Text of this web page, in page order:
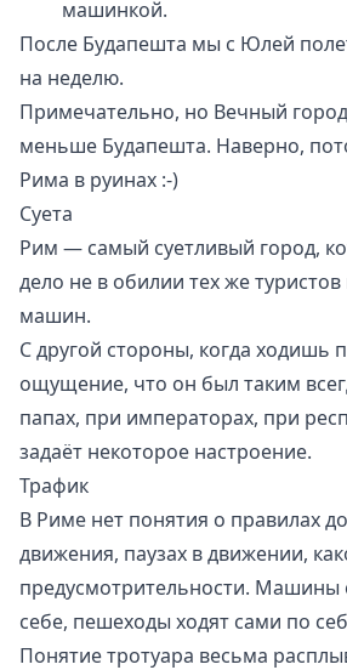
машинкой.
После Будапешта мы с Юлей
на неделю.
Примечательно, но Вечный
меньше Будапешта. Наверно,
Рима в руинах :-)
Суета
Рим — самый суетливый город,
дело не в обилии тех же
машин.
С другой стороны, когда ходишь
ощущение, что он был таким
папах, при императорах, при
задаёт некоторое настроение.
Трафик
В Риме нет понятия о правилах
движения, паузах в движении,
предусмотрительности. Машины
себе, пешеходы ходят сами по
Понятие тротуара весьма